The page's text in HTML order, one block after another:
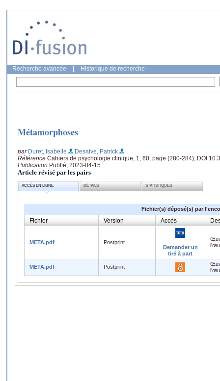
Recherche avancée Historique de recherche
Métamorphoses
par Duret, Isabelle
;Desaive, Patrick
Référence Cahiers de psychologie clinique, 1, 60, page (280-284), DOI
Publication Publié, 2023-04-15
Article révisé par les pairs
ACCÈS EN LIGNE DÉTAILS STATISTIQUES
Fichier(s) déposé(s) par
Fichier Version Accès
META.pdf
Postprint
Demander un
tiré à part
META.pdf Postprint